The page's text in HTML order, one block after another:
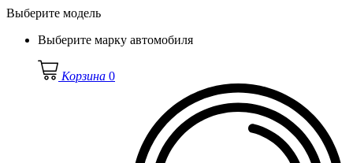
Выберите модель
Выберите марку автомобиля
Корзина 0